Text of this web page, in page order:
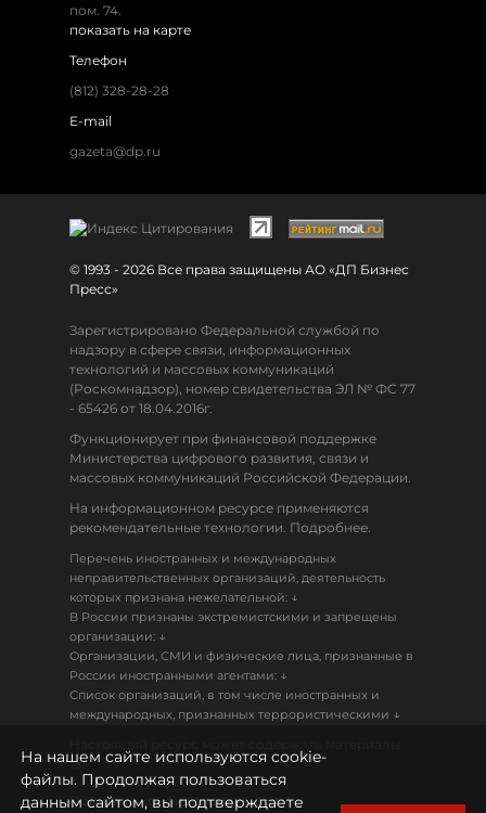
пом. 74.
показать на карте
Телефон
(812) 328-28-28
E-mail
gazeta@dp.ru
© 1993 - 2026 Все права защищены АО «ДП Бизнес
Пресс»
Зарегистрировано Федеральной службой по
надзору в сфере связи, информационных
технологий и массовых коммуникаций
(Роскомнадзор), номер свидетельства ЭЛ № ФС 77
- 65426 от 18.04.2016г.
Функционирует при финансовой поддержке
Министерства цифрового развития, связи и
массовых коммуникаций Российской Федерации.
На информационном ресурсе применяются
рекомендательные технологии. Подробнее.
Перечень иностранных и международных
неправительственных организаций, деятельность
которых признана нежелательной: ↓
В России признаны экстремистскими и запрещены
организации: ↓
Организации, СМИ и физические лица, признанные в
России иностранными агентами: ↓
Список организаций, в том числе иностранных и
международных, признанных террористическими ↓
18+
Политика конфиденциальности
На нашем сайте используются cookie-
файлы. Продолжая пользоваться
данным сайтом, вы подтверждаете